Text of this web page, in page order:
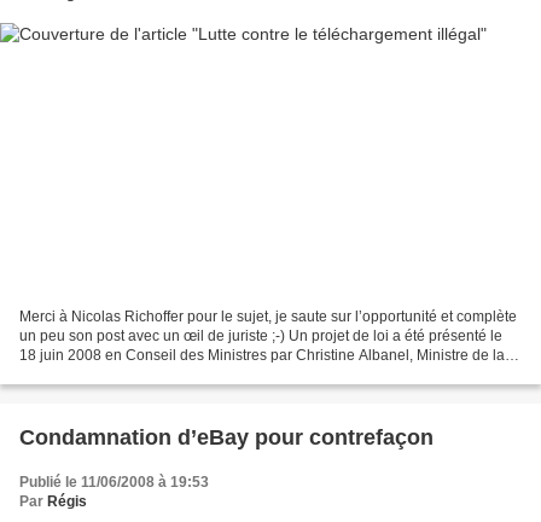
Merci à Nicolas Richoffer pour le sujet, je saute sur l’opportunité et complète
un peu son post avec un œil de juriste ;-) Un projet de loi a été présenté le
18 juin 2008 en Conseil des Ministres par Christine Albanel, Ministre de la
Condamnation d’eBay pour contrefaçon
Publié le 11/06/2008 à 19:53
Par Régis